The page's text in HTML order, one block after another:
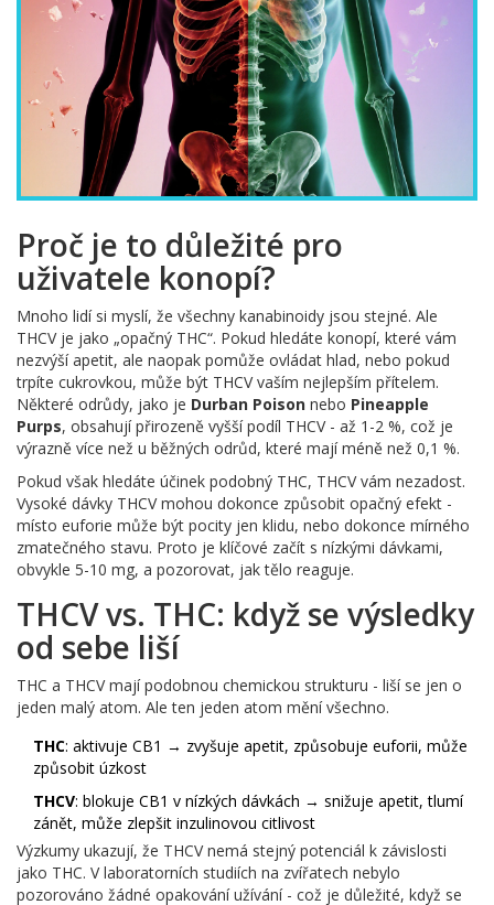
Proč je to důležité pro
uživatele konopí?
Mnoho lidí si myslí, že všechny kanabinoidy jsou stejné. Ale
THCV je jako „opačný THC“. Pokud hledáte konopí, které vám
nezvýší apetit, ale naopak pomůže ovládat hlad, nebo pokud
trpíte cukrovkou, může být THCV vaším nejlepším přítelem.
Některé odrůdy, jako je Durban Poison nebo Pineapple
Purps, obsahují přirozeně vyšší podíl THCV - až 1-2 %, což je
výrazně více než u běžných odrůd, které mají méně než 0,1 %.
Pokud však hledáte účinek podobný THC, THCV vám nezadost.
Vysoké dávky THCV mohou dokonce způsobit opačný efekt -
místo euforie může být pocity jen klidu, nebo dokonce mírného
zmatečného stavu. Proto je klíčové začít s nízkými dávkami,
obvykle 5-10 mg, a pozorovat, jak tělo reaguje.
THCV vs. THC: když se výsledky
od sebe liší
THC a THCV mají podobnou chemickou strukturu - liší se jen o
jeden malý atom. Ale ten jeden atom mění všechno.
THC: aktivuje CB1 → zvyšuje apetit, způsobuje euforii, může
způsobit úzkost
THCV: blokuje CB1 v nízkých dávkách → snižuje apetit, tlumí
zánět, může zlepšit inzulinovou citlivost
Výzkumy ukazují, že THCV nemá stejný potenciál k závislosti
jako THC. V laboratorních studiích na zvířatech nebylo
pozorováno žádné opakování užívání - což je důležité, když se